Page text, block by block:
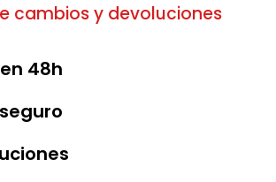
cambios y devoluciones
48h